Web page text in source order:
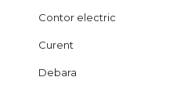
Contor electric
Curent
Debara